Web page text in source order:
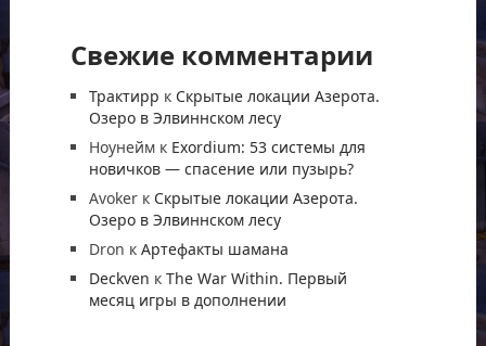
Свежие комментарии
Трактирр к Скрытые локации Азерота.
Озеро в Элвиннском лесу
Ноунейм к Exordium: 53 системы для
новичков — спасение или пузырь?
Avoker к Скрытые локации Азерота.
Озеро в Элвиннском лесу
Dron кАртефакты шамана
Deckven кThe War Within. Первый
месяц игры в дополнении